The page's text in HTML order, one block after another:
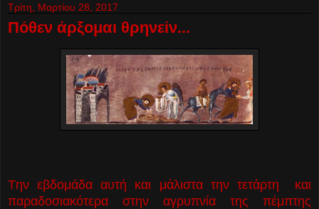
Τρίτη, Μαρτίου 28, 2017
Πόθεν άρξομαι θρηνείν...
Tην εβδομάδα αυτή και μάλιστα την τετάρτη και
παραδοσιακότερα στην αγρυπνία της πέμπτης